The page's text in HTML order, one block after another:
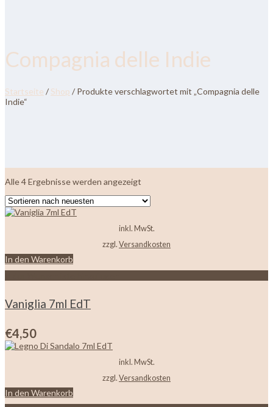
Compagnia delle Indie
Startseite / Shop / Produkte verschlagwortet mit „Compagnia delle
Indie“
Alle 4 Ergebnisse werden angezeigt
sortiert
inkl. MwSt.
zzgl. Versandkosten
In den Warenkorb
Vaniglia 7ml EdT
€4,50
inkl. MwSt.
zzgl. Versandkosten
In den Warenkorb